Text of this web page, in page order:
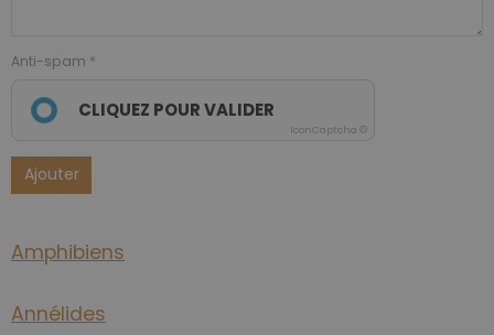
Anti-spam
CLIQUEZ POUR VALIDER
IconCaptcha ©
Ajouter
Amphibiens
Annélides